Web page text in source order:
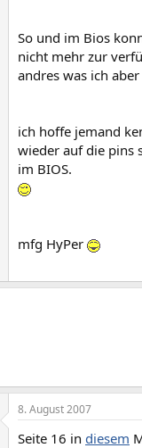
So und im Bios
nicht mehr zur
andres was ich
ich hoffe jemand
wieder auf die pins
im BIOS.
mfg HyPer
8. August 2007
Seite 16 in diesem